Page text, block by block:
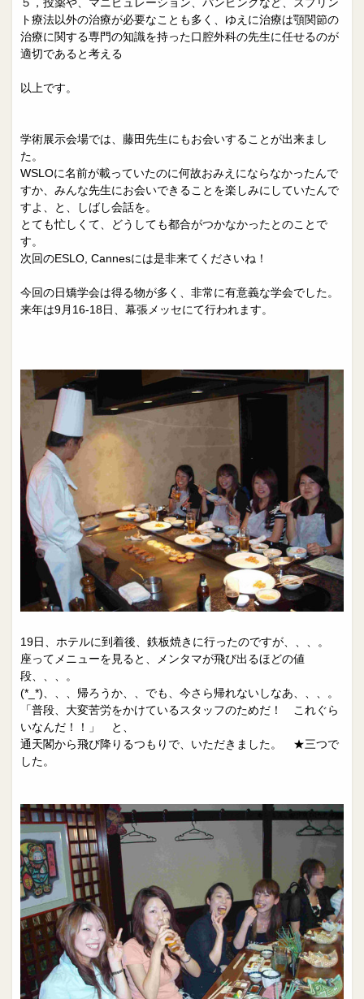
ト療法以外の治療が必要なことも多く、ゆえに治療は顎関節の
治療に関する専門の知識を持った口腔外科の先生に任せるのが
適切であると考える
以上です。
学術展示会場では、藤田先生にもお会いすることが出来まし
た。
WSLOに名前が載っていたのに何故おみえにならなかったんで
すか、みんな先生にお会いできることを楽しみにしていたんで
すよ、と、しばし会話を。
とても忙しくて、どうしても都合がつかなかったとのことで
す。
次回のESLO, Cannesには是非来てくださいね！
今回の日矯学会は得る物が多く、非常に有意義な学会でした。
来年は9月16-18日、幕張メッセにて行われます。
19日、ホテルに到着後、鉄板焼きに行ったのですが、、、。
座ってメニューを見ると、メンタマが飛び出るほどの値
段、、、。
(*_*)、、、帰ろうか、、でも、今さら帰れないしなあ、、、。
「普段、大変苦労をかけているスタッフのためだ！ これぐら
いなんだ！！」 と、
通天閣から飛び降りるつもりで、いただきました。 ★三つで
した。